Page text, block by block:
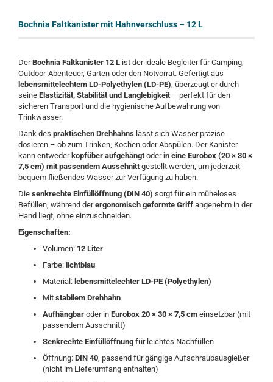
Bochnia Faltkanister mit Hahnverschluss – 12 L
DerBochnia Faltkanister 12 L ist der ideale Begleiter für Camping,
Outdoor-Abenteuer, Garten oder den Notvorrat. Gefertigt aus
lebensmittelechtem LD-Polyethylen (LD-PE), überzeugt er durch
seine Elastizität, Stabilität und Langlebigkeit– perfekt für den
sicheren Transport und die hygienische Aufbewahrung von
Trinkwasser.
Dank des praktischen Drehhahns lässt sich Wasser präzise
dosieren – ob zum Trinken, Kochen oder Abspülen. Der Kanister
kann entweder kopfüber aufgehängtoderin eine Eurobox (20 × 30 ×
7,5 cm) mit passendem Ausschnittgestellt werden, um jederzeit
bequem fließendes Wasser zur Verfügung zu haben.
Die senkrechte Einfüllöffnung (DIN 40) sorgt für ein müheloses
Befüllen, während derergonomisch geformte Griff angenehm in der
Hand liegt, ohne einzuschneiden.
Eigenschaften:
Volumen: 12 Liter
Farbe: lichtblau
Material: lebensmittelechter LD-PE (Polyethylen)
Mit stabilem Drehhahn
Aufhängbar oder in Eurobox 20 × 30 × 7,5 cm einsetzbar (mit
passendem Ausschnitt)
Senkrechte Einfüllöffnung für leichtes Nachfüllen
Öffnung: DIN 40, passend für gängige Aufschraubausgießer
(nicht im Lieferumfang enthalten)